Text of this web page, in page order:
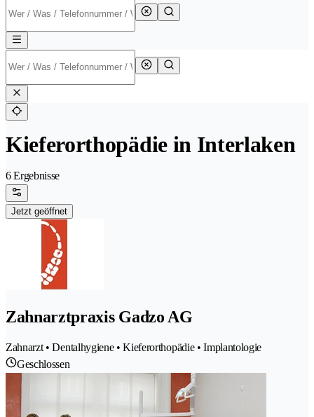
Kieferorthopädie in Interlaken
6 Ergebnisse
Jetzt geöffnet
Zahnarztpraxis Gadzo AG
Zahnarzt • Dentalhygiene • Kieferorthopädie • Implantologie
Geschlossen